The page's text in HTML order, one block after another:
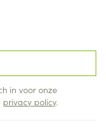
in voor onze
privacy policy.